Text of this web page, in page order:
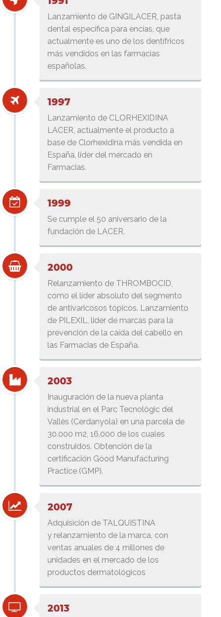
Lanzamiento de GINGILACER, pasta
dental específica para encías, que
actualmente es uno de los dentífricos
más vendidos en las farmacias
españolas.
1997
Lanzamiento de CLORHEXIDINA
LACER, actualmente el producto a
base de Clorhexidina más vendida en
España, líder del mercado en
Farmacias.
1999
Se cumple el 50 aniversario de la
fundación de LACER.
2000
Relanzamiento de THROMBOCID,
como el líder absoluto del segmento
de antivaricosos tópicos. Lanzamiento
de PILEXIL, lider de marcas para la
prevención de la caída del cabello en
las Farmacias de España.
2003
Inauguración de la nueva planta
industrial en el Parc Tecnològic del
Vallès (Cerdanyola) en una parcela de
30.000 m2, 16.000 de los cuales
construidos. Obtención de la
certificación Good Manufacturing
Practice (GMP).
2007
Adquisición de TALQUISTINA
y relanzamiento de la marca, con
ventas anuales de 4 millones de
unidades en el mercado de los
productos dermatológicos
2013